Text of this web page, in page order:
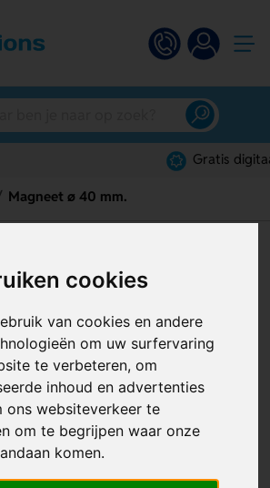
cookies
van cookies en andere
om uw surfervaring
te verbeteren, om
inhoud en advertenties
ons websiteverkeer te
om te begrijpen waar onze
komen.
Magneet ø 40 mm.